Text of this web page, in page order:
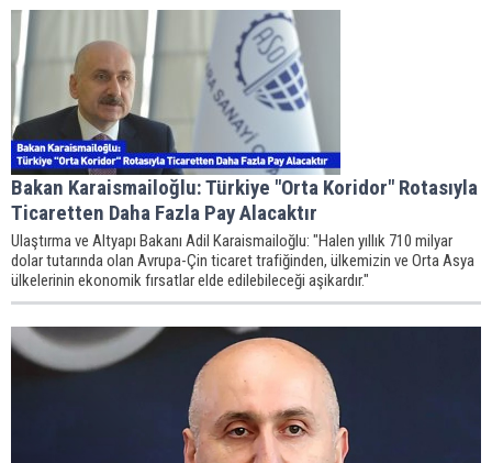
Bakan Karaismailoğlu: Türkiye "Orta Koridor" Rotasıyla
Ticaretten Daha Fazla Pay Alacaktır
Ulaştırma ve Altyapı Bakanı Adil Karaismailoğlu: "Halen yıllık 710 milyar
dolar tutarında olan Avrupa-Çin ticaret trafiğinden, ülkemizin ve Orta Asya
ülkelerinin ekonomik fırsatlar elde edilebileceği aşikardır."